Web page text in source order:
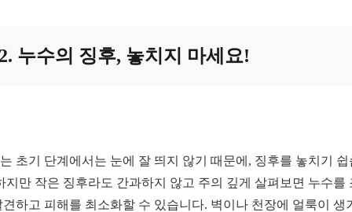
누수의 징후, 놓치지 마세요!
초기 단계에서는 눈에 잘 띄지 않기 때문에, 징후를 놓치기 쉽
지만 작은 징후라도 간과하지 않고 주의 깊게 살펴보면 누수를
견하고 피해를 최소화할 수 있습니다. 벽이나 천장에 얼룩이 생